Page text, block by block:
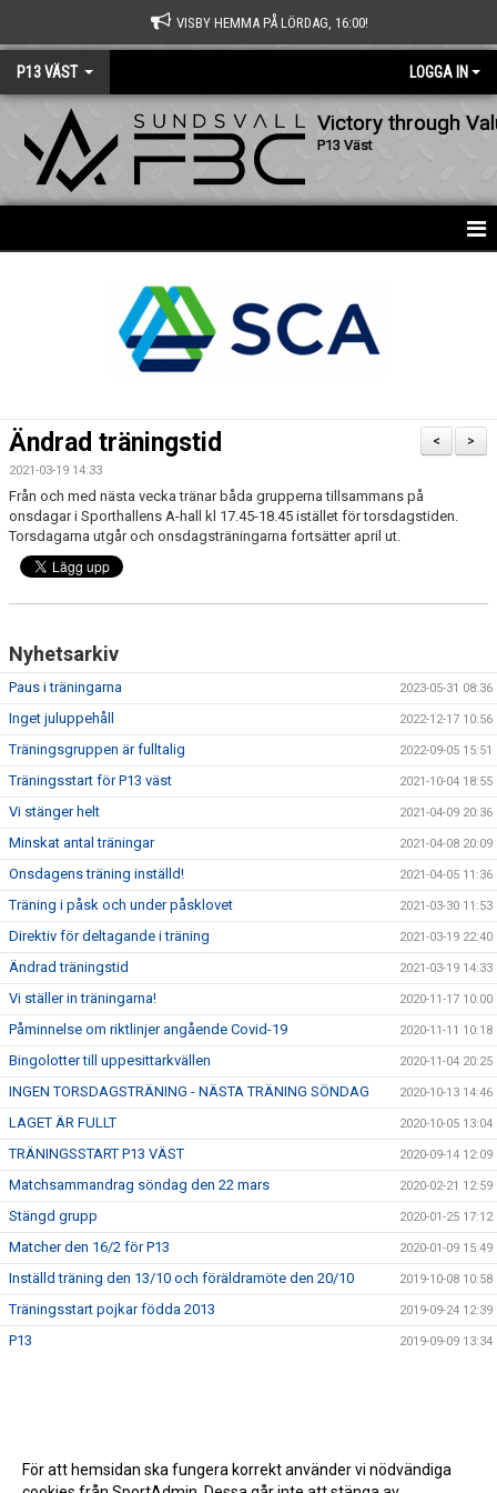
VISBY HEMMA PÅ LÖRDAG, 16:00!
P13 VÄST LOGGA IN
Victory through
P13 Väst
TRUPPEN
DOKUMENT
BILDGALLERI
KONTAKT
GÄSTBOK
>
<
Ändrad träningstid
2021-03-19 14:33
Från och med nästa vecka tränar båda grupperna tillsammans på
onsdagar i Sporthallens A-hall kl 17.45-18.45 istället för torsdagstiden.
Torsdagarna utgår och onsdagsträningarna fortsätter april ut.
Nyhetsarkiv
Paus i träningarna 2023-05-31 08:36
Inget juluppehåll 2022-12-17 10:56
Träningsgruppen är fulltalig 2022-09-05 15:51
Träningsstart för P13 väst 2021-10-04 18:55
Vi stänger helt 2021-04-09 20:36
Minskat antal träningar 2021-04-08 20:09
Onsdagens träning inställd! 2021-04-05 11:36
Träning i påsk och under påsklovet 2021-03-30 11:53
Direktiv för deltagande i träning 2021-03-19 22:40
Ändrad träningstid 2021-03-19 14:33
Vi ställer in träningarna! 2020-11-17 10:00
Påminnelse om riktlinjer angående Covid-19 2020-11-11 10:18
Bingolotter till uppesittarkvällen 2020-11-04 20:25
INGEN TORSDAGSTRÄNING - NÄSTA TRÄNING SÖNDAG 2020-10-13 14:46
LAGET ÄR FULLT 2020-10-05 13:04
TRÄNINGSSTART P13 VÄST 2020-09-14 12:09
Matchsammandrag söndag den 22 mars 2020-02-21 12:59
Stängd grupp 2020-01-25 17:12
Matcher den 16/2 för P13 2020-01-09 15:49
Inställd träning den 13/10 och föräldramöte den 20/10 2019-10-08 10:58
Träningsstart pojkar födda 2013 2019-09-24 12:39
P13 2019-09-09 13:34
För att hemsidan ska fungera korrekt använder vi nödvändiga